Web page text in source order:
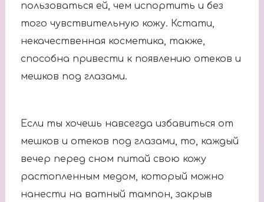
пользоваться ей, чем испортить и без
того чувствительную кожу. Кстати,
некачественная косметика, также,
способна привести к появлению отеков и
мешков под глазами.
Если ты хочешь навсегда избавиться от
мешков и отеков под глазами, то, каждый
вечер перед сном питай свою кожу
растопленным медом, который можно
нанести на ватный тампон, закрыв